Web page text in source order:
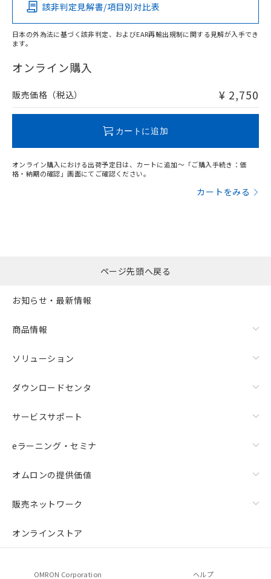
O
在庫等で未対応品が混在する可能性があります。
問い合わせください。
該非判定見解書/項目別対比表
日本の外為法に基づく該非判定、およびEAR再輸出規制に関する見解が入手でき
ます。
オンライン購入
販売価格（税込） ¥ 2,750
カートに追加
オンライン購入における出荷予定日は、カートに追加～「ご購入手続き：価
格・納期の確認」画面にてご確認ください。
カートをみる
ページ先頭へ戻る
お知らせ・最新情報
商品情報
ソリューション
ダウンロードセンタ
サービスサポート
eラーニング・セミナ
オムロンの提供価値
販売ネットワーク
オンラインストア
OMRON Corporation ヘルプ